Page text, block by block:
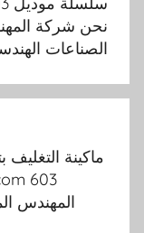
نحن شركة
الصناعات
ماكينة
المهندس